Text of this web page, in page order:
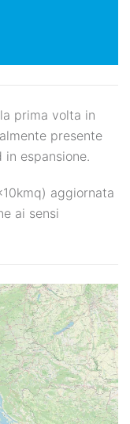
prima volta in
presente
espansione.
aggiornata
ai sensi